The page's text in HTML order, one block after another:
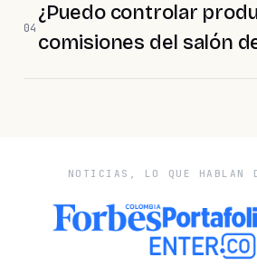
04
¿Puedo controlar
comisiones del salón
NOTICIAS, LO QUE HABLAN